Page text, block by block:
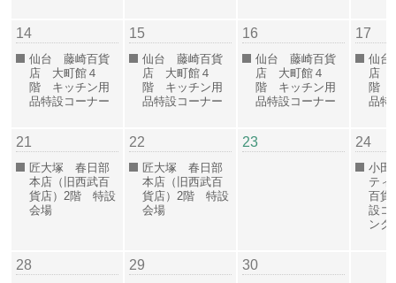
14
仙台 藤崎百貨
店 大町館４
階 キッチン用
品特設コーナー
15
仙台 藤崎百貨
店 大町館４
階 キッチン用
品特設コーナー
16
仙台 藤崎百貨
店 大町館４
階 キッチン用
品特設コーナー
17
仙
店
階
品特
21
匠大塚 春日部
本店（旧西武百
貨店）2階 特設
会場
22
匠大塚 春日部
本店（旧西武百
貨店）2階 特設
会場
23 24
小田
テ
百貨
設コ
ンク
28 29 30